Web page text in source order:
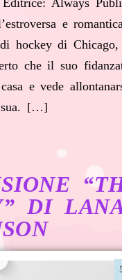
e
hockey di
che il suo
e vede
sua. […]
DI